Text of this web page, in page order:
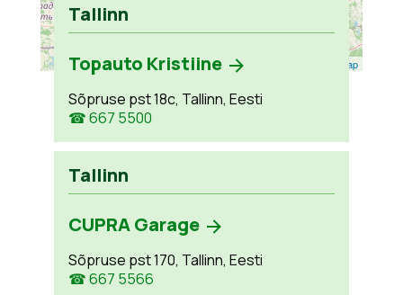
Leaflet OpenStreetMap
Tallinn
Topauto Kristiine
Sõpruse pst 18c, Tallinn, Eesti
☎ 667 5500
Tallinn
CUPRA Garage
Sõpruse pst 170, Tallinn, Eesti
☎ 667 5566